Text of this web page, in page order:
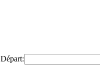
Départ: